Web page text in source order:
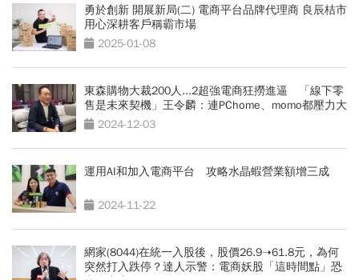
勇於創新 開展新局(二) 電商平台品牌代理商 良辰桔市
用心深耕客戶稱霸市場
2025-01-08
東森購物大裁200人...2超強電商狂撈進逼 「線下零
售是未來契機」王令麟：連PChome、momo都壓力大
2024-12-03
運用AI和加入電商平台 攻略水晶蝦營業額增三成
2024-11-22
網家(8044)在統一入股後，股價26.9➝61.8元，為何
突然打入跌停？達人示警：電商妖股「這時間點」恐